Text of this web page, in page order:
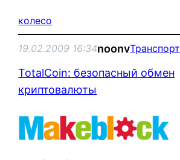
колесо
19.02.2009 16:34noonvТранспорт
TotalCoin: безопасный обмен
криптовалюты